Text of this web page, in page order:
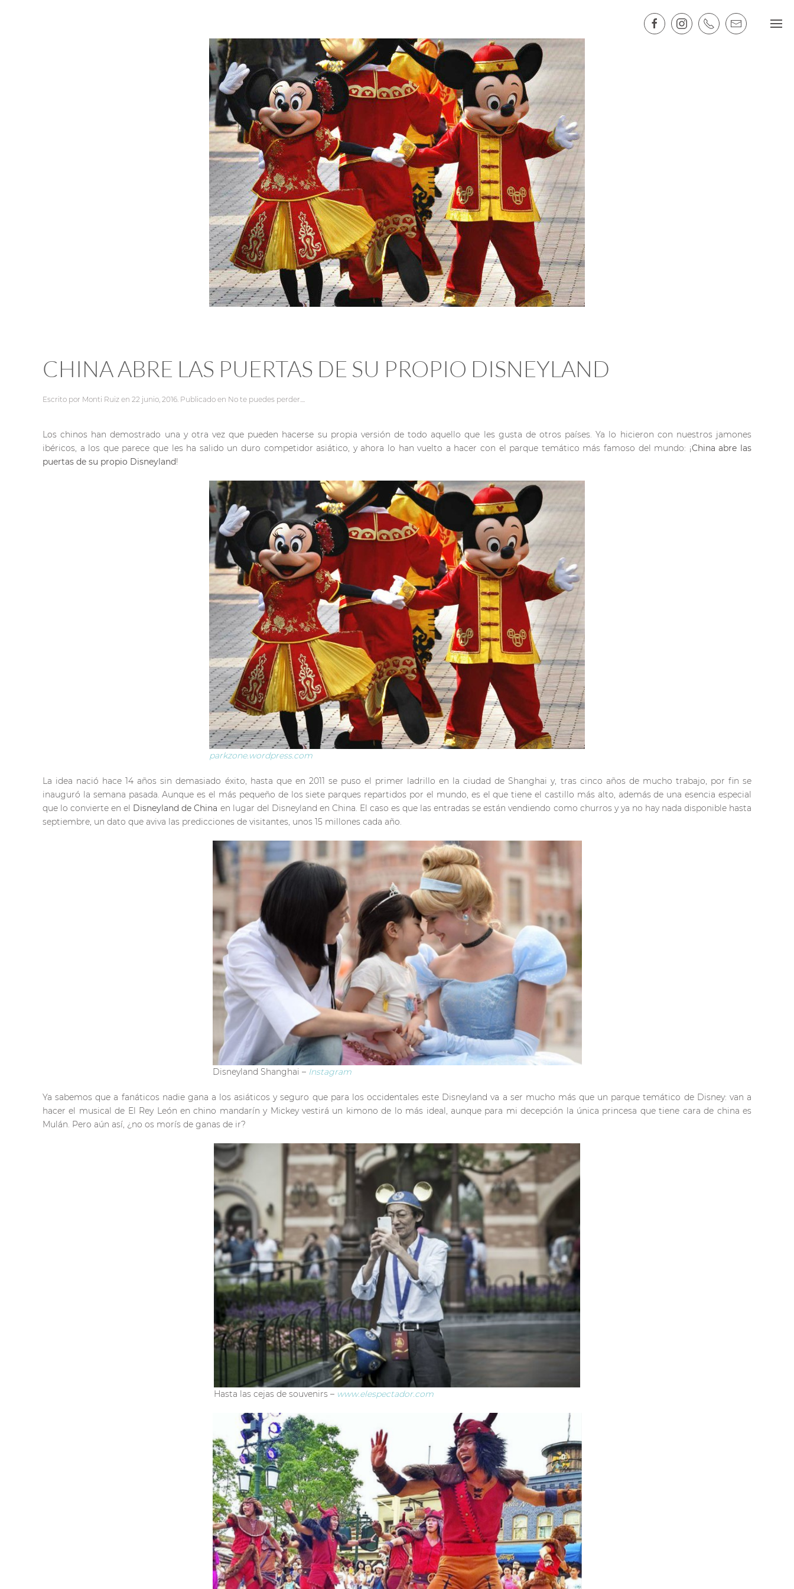
CHINA ABRE LAS PUERTAS DE SU PROPIO DISNEYLAND
Escrito por Monti Ruiz en 22 junio, 2016. Publicado en No te puedes perder....
Los chinos han demostrado una y otra vez que pueden hacerse su propia versión de todo aquello que les gusta de otros países. Ya lo hicieron con nuestros jamones
ibéricos, a los que parece que les ha salido un duro competidor asiático, y ahora lo han vuelto a hacer con el parque temático más famoso del mundo: ¡China abre las
puertas de su propio Disneyland!
parkzone.wordpress.com
La idea nació hace 14 años sin demasiado éxito, hasta que en 2011 se puso el primer ladrillo en la ciudad de Shanghai y, tras cinco años de mucho trabajo, por fin se
inauguró la semana pasada. Aunque es el más pequeño de los siete parques repartidos por el mundo, es el que tiene el castillo más alto, además de una esencia especial
que lo convierte en el Disneyland de China en lugar del Disneyland en China. El caso es que las entradas se están vendiendo como churros y ya no hay nada disponible hasta
septiembre, un dato que aviva las predicciones de visitantes, unos 15 millones cada año.
Disneyland Shanghai – Instagram
Ya sabemos que a fanáticos nadie gana a los asiáticos y seguro que para los occidentales este Disneyland va a ser mucho más que un parque temático de Disney: van a
hacer el musical de El Rey León en chino mandarín y Mickey vestirá un kimono de lo más ideal, aunque para mi decepción la única princesa que tiene cara de china es
Mulán. Pero aún así, ¿no os morís de ganas de ir?
Hasta las cejas de souvenirs – www.elespectador.com